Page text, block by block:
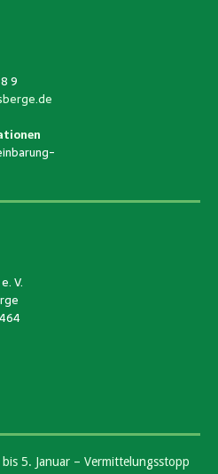
9
V.
5. Januar – Vermittelungsstopp